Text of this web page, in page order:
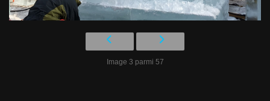
Image 3 parmi 57